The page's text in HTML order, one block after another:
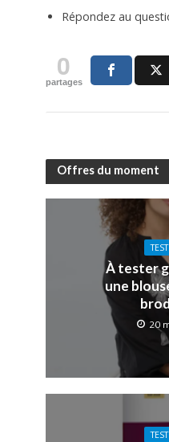
Répondez au
0
partages
Offres du moment
À tester
une
20